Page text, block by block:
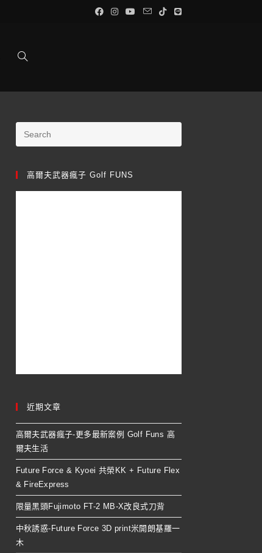
高爾夫武器瘋子 Golf FUNS
近期文章
高爾夫武器瘋子-更多最新案例 Golf Funs 高
爾夫生活
Future Force & Kyoei 共榮KK + Future Flex
& FireExpress
限量黑頭Fujimoto FT-2 MB-X改良式刀背
中秋誘惑-Future Force 3D print米開朗基羅一
木